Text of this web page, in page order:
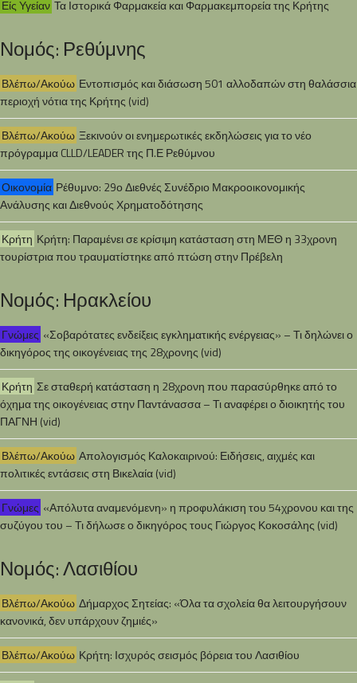
Είς Υγείαν Τα Ιστορικά Φαρμακεία και Φαρμακεμπορεία της Κρήτης
Νομός: Ρεθύμνης
Βλέπω/Ακούω Εντοπισμός και διάσωση 501 αλλοδαπών στη θαλάσσια
περιοχή νότια της Κρήτης (vid)
Βλέπω/Ακούω Ξεκινούν οι ενημερωτικές εκδηλώσεις για το νέο
πρόγραμμα CLLD/LEADER της Π.Ε Ρεθύμνου
Οικονομία Ρέθυμνο: 29ο Διεθνές Συνέδριο Μακροοικονομικής
Ανάλυσης και Διεθνούς Χρηματοδότησης
Κρήτη Κρήτη: Παραμένει σε κρίσιμη κατάσταση στη ΜΕΘ η 33χρονη
τουρίστρια που τραυματίστηκε από πτώση στην Πρέβελη
Νομός: Ηρακλείου
Γνώμες «Σοβαρότατες ενδείξεις εγκληματικής ενέργειας» – Τι δηλώνει ο
δικηγόρος της οικογένειας της 28χρονης (vid)
Κρήτη Σε σταθερή κατάσταση η 28χρονη που παρασύρθηκε από το
όχημα της οικογένειας στην Παντάνασσα – Τι αναφέρει ο διοικητής του
ΠΑΓΝΗ (vid)
Βλέπω/Ακούω Απολογισμός Καλοκαιρινού: Ειδήσεις, αιχμές και
πολιτικές εντάσεις στη Βικελαία (vid)
Γνώμες «Απόλυτα αναμενόμενη» η προφυλάκιση του 54χρονου και της
συζύγου του – Τι δήλωσε ο δικηγόρος τους Γιώργος Κοκοσάλης (vid)
Νομός: Λασιθίου
Βλέπω/Ακούω Δήμαρχος Σητείας: «Όλα τα σχολεία θα λειτουργήσουν
κανονικά, δεν υπάρχουν ζημιές»
Βλέπω/Ακούω Κρήτη: Ισχυρός σεισμός βόρεια του Λασιθίου